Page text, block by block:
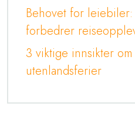
Behovet for
forbedrer
3 viktige innsikter
utenlandsferier